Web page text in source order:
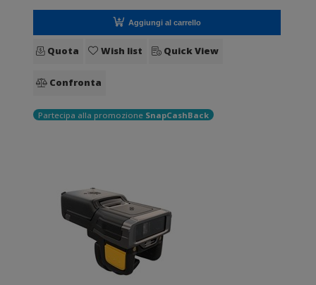
Aggiungi al carrello
Quota Wish list Quick View
Confronta
Partecipa alla promozione SnapCashBack